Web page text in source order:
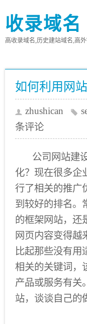
收录域名
高收录域名,历史建站域名,高
如何利用网
zhushican
条评论
公司网站建
化？现在很多企
行了相关的推广
到较好的排名。
的框架网站，还
网页内容变得越
比起那些没有用
相关的关键词，
产品或服务有关
站，谈谈自己的